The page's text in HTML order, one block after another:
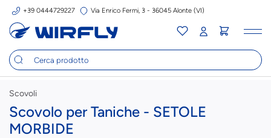
+39 0444729227 Via Enrico Fermi, 3 - 36045 Alonte (VI)
Scovoli
Scovolo per Taniche - SETOLE
MORBIDE